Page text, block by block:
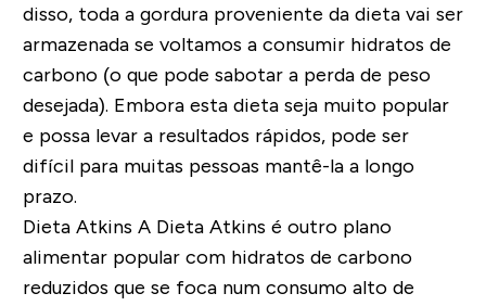
disso, toda a gordura proveniente da dieta vai ser
armazenada se voltamos a consumir hidratos de
carbono (o que pode sabotar a perda de peso
desejada). Embora esta dieta seja muito popular
e possa levar a resultados rápidos, pode ser
difícil para muitas pessoas mantê-la a longo
prazo.
Dieta Atkins A Dieta Atkins é outro plano
alimentar popular com hidratos de carbono
reduzidos que se foca num consumo alto de